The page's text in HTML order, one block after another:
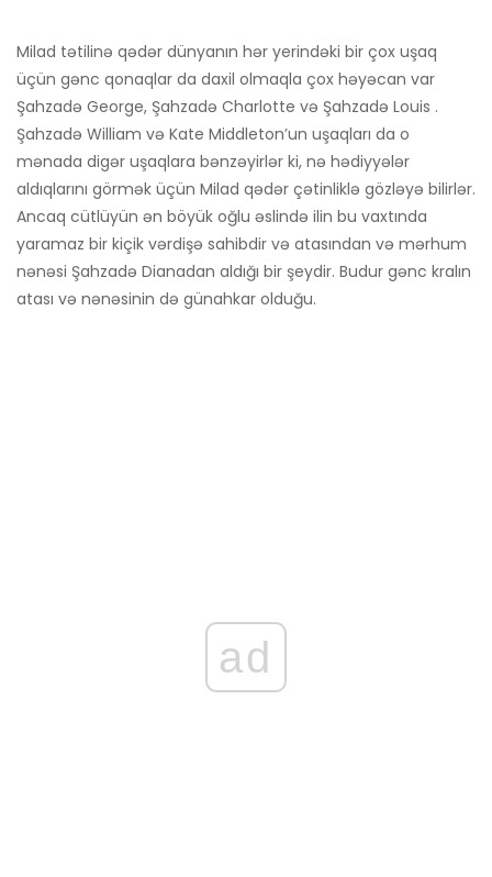
Milad tətilinə qədər dünyanın hər yerindəki bir çox uşaq
üçün gənc qonaqlar da daxil olmaqla çox həyəcan var
Şahzadə George, Şahzadə Charlotte və Şahzadə Louis .
Şahzadə William və Kate Middleton’un uşaqları da o
mənada digər uşaqlara bənzəyirlər ki, nə hədiyyələr
aldıqlarını görmək üçün Milad qədər çətinliklə gözləyə bilirlər.
Ancaq cütlüyün ən böyük oğlu əslində ilin bu vaxtında
yaramaz bir kiçik vərdişə sahibdir və atasından və mərhum
nənəsi Şahzadə Dianadan aldığı bir şeydir. Budur gənc kralın
atası və nənəsinin də günahkar olduğu.
ad